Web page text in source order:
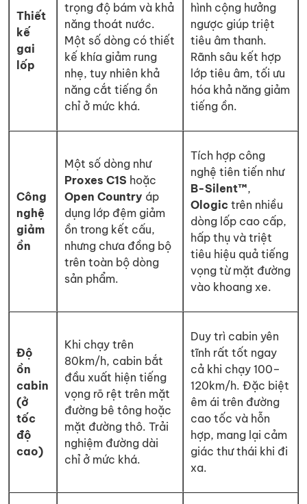
Thiết
kế
gai
lốp
trọng độ bám và khả
năng thoát nước.
Một số dòng có thiết
kế khía giảm rung
nhẹ, tuy nhiên khả
năng cắt tiếng ồn
chỉ ở mức khá.
hình cộng hưởng
ngược giúp triệt
tiêu âm thanh.
Rãnh sâu kết hợp
lớp tiêu âm, tối ưu
hóa khả năng giảm
tiếng ồn.
Công
nghệ
giảm
ồn
Một số dòng như
Proxes C1S hoặc
Open Country áp
dụng lớp đệm giảm
ồn trong kết cấu,
nhưng chưa đồng bộ
trên toàn bộ dòng
sản phẩm.
Tích hợp công
nghệ tiên tiến như
B-Silent™,
Ologic trên nhiều
dòng lốp cao cấp,
hấp thụ và triệt
tiêu hiệu quả tiếng
vọng từ mặt đường
vào khoang xe.
Độ
ồn
cabin
(ở
tốc
độ
cao)
Khi chạy trên
80km/h, cabin bắt
đầu xuất hiện tiếng
vọng rõ rệt trên mặt
đường bê tông hoặc
mặt đường thô. Trải
nghiệm đường dài
chỉ ở mức khá.
Duy trì cabin yên
tĩnh rất tốt ngay
cả khi chạy 100–
120km/h. Đặc biệt
êm ái trên đường
cao tốc và hỗn
hợp, mang lại cảm
giác thư thái khi đi
xa.